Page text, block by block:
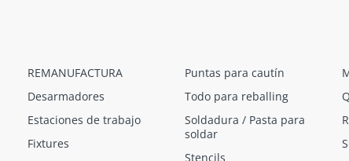
REMANUFACTURA
Desarmadores
Estaciones de trabajo
Fixtures
Puntas para cautín
Todo para reballing
Soldadura / Pasta para
soldar
Stencils